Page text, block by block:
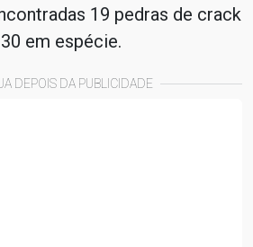
19 pedras de crack
em espécie.
DEPOIS DA PUBLICIDADE